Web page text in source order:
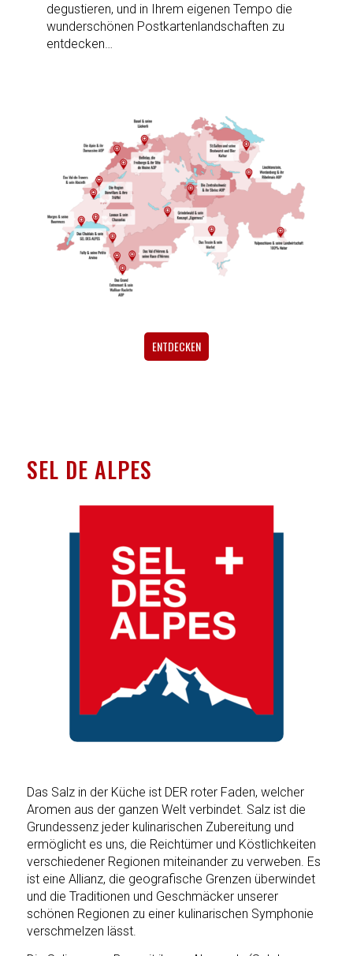
degustieren, und in Ihrem eigenen Tempo die
wunderschönen Postkartenlandschaften zu
entdecken…
ENTDECKEN
SEL DE ALPES
Das Salz in der Küche ist DER roter Faden, welcher
Aromen aus der ganzen Welt verbindet. Salz ist die
Grundessenz jeder kulinarischen Zubereitung und
ermöglicht es uns, die Reichtümer und Köstlichkeiten
verschiedener Regionen miteinander zu verweben. Es
ist eine Allianz, die geografische Grenzen überwindet
und die Traditionen und Geschmäcker unserer
schönen Regionen zu einer kulinarischen Symphonie
verschmelzen lässt.